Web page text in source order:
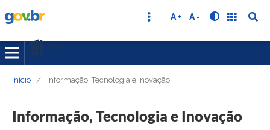
A + A -
Início / Informação, Tecnologia e Inovação
Informação, Tecnologia e Inovação